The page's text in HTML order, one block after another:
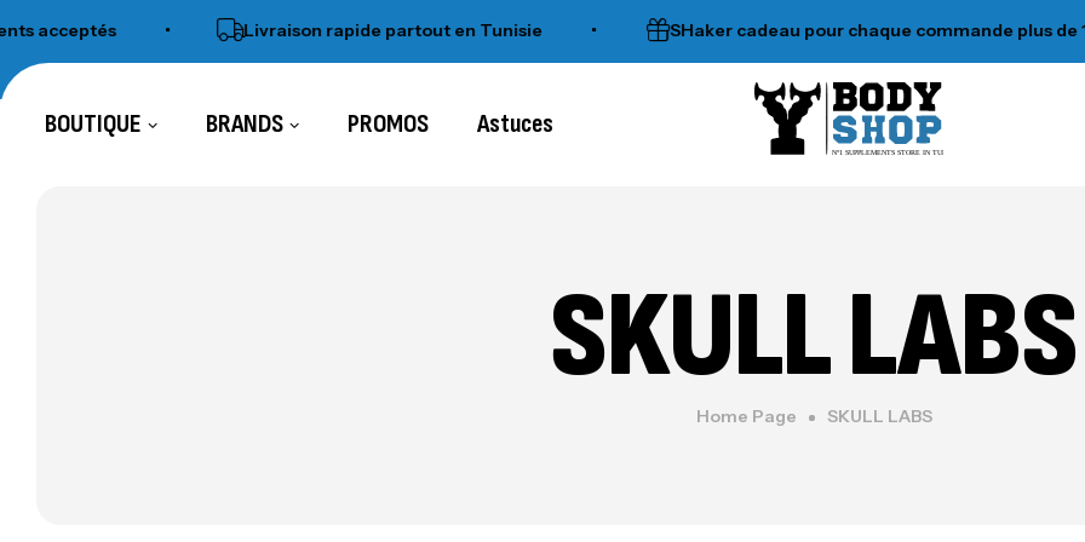
• Livraison rapide partout en Tunisie • SHaker cadeau pour chaque commande plus de 120dt
BOUTIQUE BRANDS PROMOS Astuces
N°1 SUPPLEMENTS STORE IN TUNISIA
SKULL LABS
Home Page SKULL LABS